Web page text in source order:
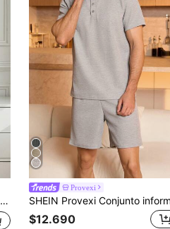
Provexi
$12.690